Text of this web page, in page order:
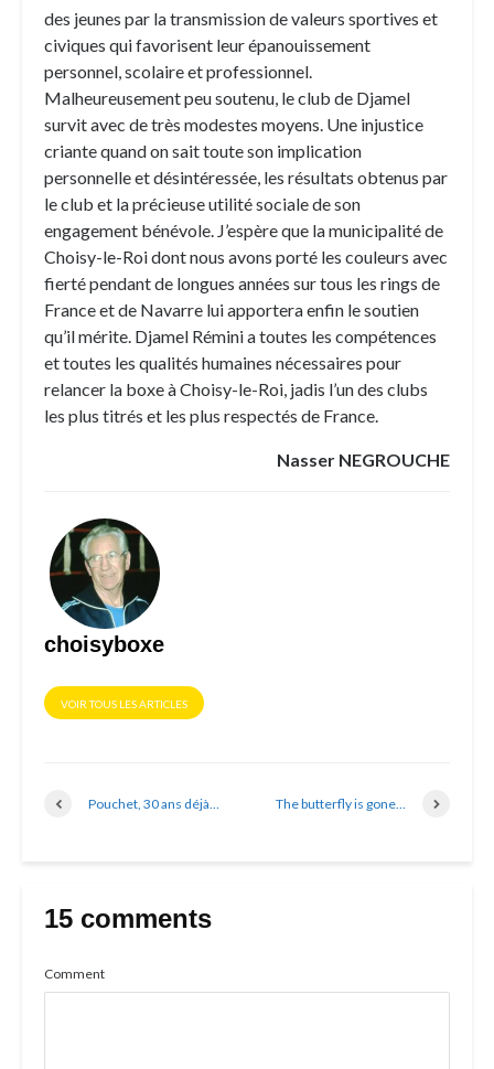
des jeunes par la transmission de valeurs sportives et
civiques qui favorisent leur épanouissement
personnel, scolaire et professionnel.
Malheureusement peu soutenu, le club de Djamel
survit avec de très modestes moyens. Une injustice
criante quand on sait toute son implication
personnelle et désintéressée, les résultats obtenus par
le club et la précieuse utilité sociale de son
engagement bénévole. J’espère que la municipalité de
Choisy-le-Roi dont nous avons porté les couleurs avec
fierté pendant de longues années sur tous les rings de
France et de Navarre lui apportera enfin le soutien
qu’il mérite. Djamel Rémini a toutes les compétences
et toutes les qualités humaines nécessaires pour
relancer la boxe à Choisy-le-Roi, jadis l’un des clubs
les plus titrés et les plus respectés de France.
Nasser NEGROUCHE
choisyboxe
VOIR TOUS LES ARTICLES
Pouchet, 30 ans déjà… The butterfly is gone…
15 comments
Comment